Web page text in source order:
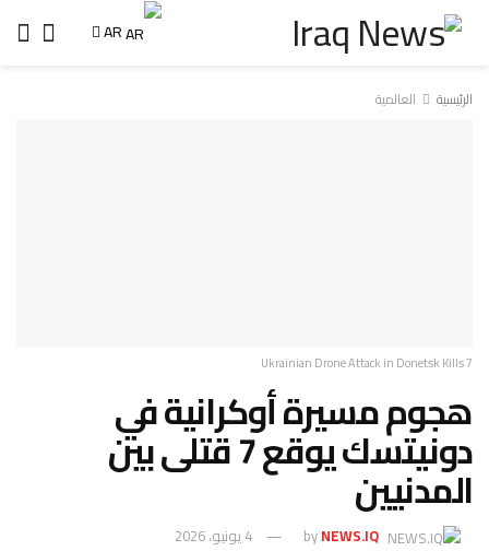
AR
الرئيسية العالمية
Ukrainian Drone Attack in Donetsk Kills 7
هجوم مسيرة أوكرانية في
دونيتسك يوقع 7 قتلى بين
المدنيين
byNEWS.IQ 4 يونيو، 2026